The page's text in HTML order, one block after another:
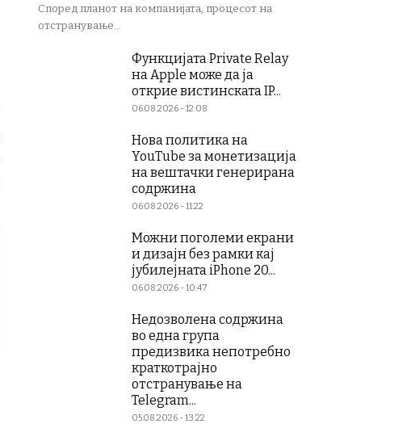
Според планот на компанијата, процесот на
отстранување...
Функцијата Private Relay
на Apple може да ја
открие вистинската IP...
06.08.2026 - 12:08
Нова политика на
YouTube за монетизација
на вештачки генерирана
содржина
06.08.2026 - 11:22
Можни поголеми екрани
и дизајн без рамки кај
јубилејната iPhone 20...
06.08.2026 - 10:47
Недозволена содржина
во една група
предизвика непотребно
краткотрајно
отстранување на
Telegram...
05.08.2026 - 13:22